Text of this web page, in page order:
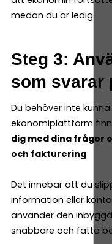
medan du är ledig.
Steg 3:
som svarar
Du behöver inte
ekonomiplattform
dig med dina frågor
och fakturering
Det innebär att du
information eller
använder den
snabbare och fatta